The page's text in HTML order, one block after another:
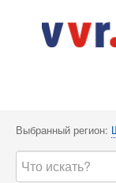
Выбранный регион: